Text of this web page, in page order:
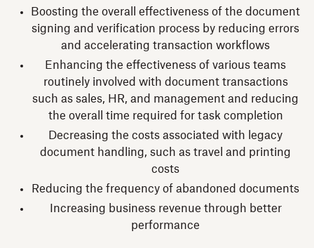
Boosting the overall effectiveness of the document
signing and verification process by reducing errors
and accelerating transaction workflows
Enhancing the effectiveness of various teams
routinely involved with document transactions
such as sales, HR, and management and reducing
the overall time required for task completion
Decreasing the costs associated with legacy
document handling, such as travel and printing
costs
Reducing the frequency of abandoned documents
Increasing business revenue through better
performance